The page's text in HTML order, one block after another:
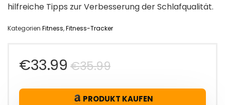
hilfreiche Tipps zur Verbesserung der Schlafqualität.
Kategorien Fitness,Fitness-Tracker
€35.99Ursprünglicher
Preis
€33.99
Aktueller
Preis
PRODUKT KAUFEN